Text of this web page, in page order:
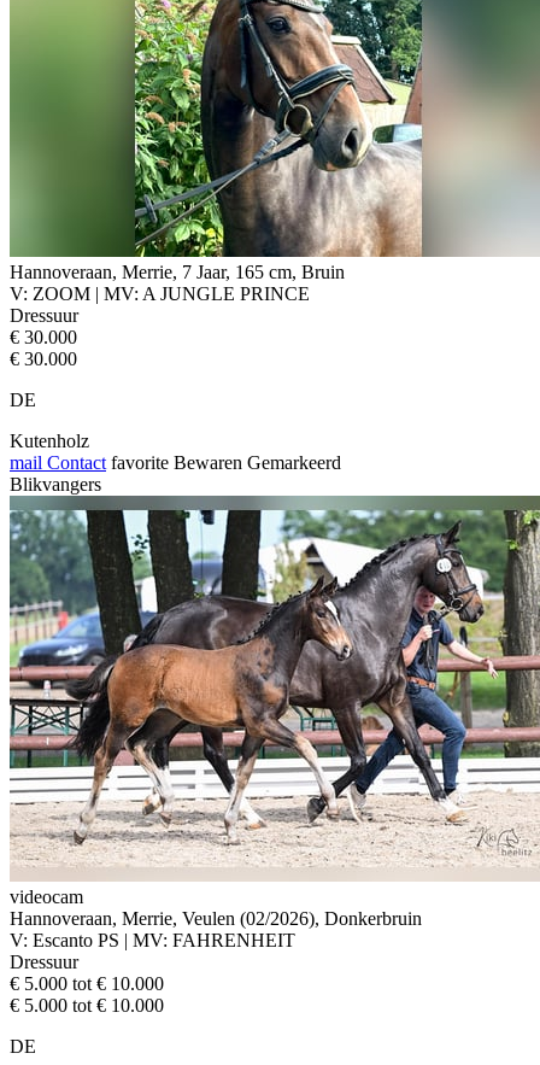
Hannoveraan, Merrie, 7 Jaar, 165 cm, Bruin
V: ZOOM | MV: A JUNGLE PRINCE
Dressuur
€ 30.000
€ 30.000
DE
Kutenholz
mail Contact favorite Bewaren Gemarkeerd
Blikvangers
videocam
Hannoveraan, Merrie, Veulen (02/2026), Donkerbruin
V: Escanto PS | MV: FAHRENHEIT
Dressuur
€ 5.000 tot € 10.000
€ 5.000 tot € 10.000
DE